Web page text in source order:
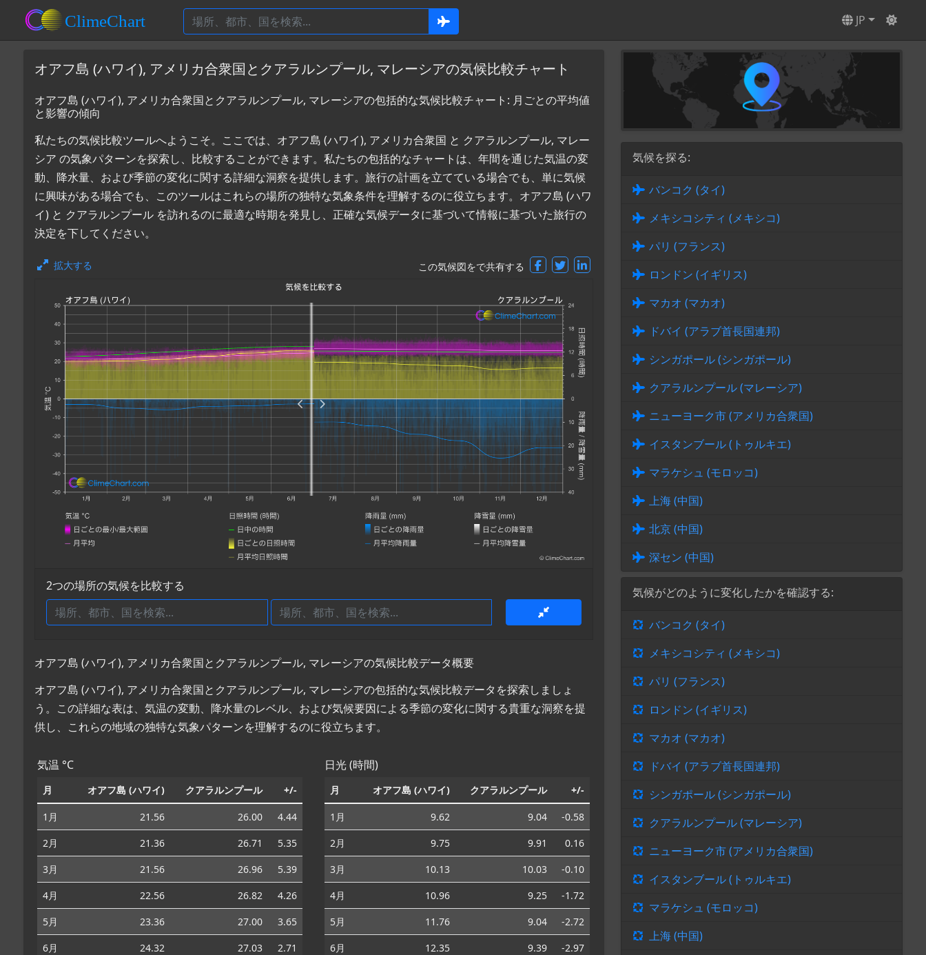
JP
オアフ島 (ハワイ), アメリカ合衆国とクアラルンプール, マレーシアの気候比較チャート
オアフ島 (ハワイ), アメリカ合衆国とクアラルンプール, マレーシアの包括的な気候比較チャート: 月ごとの平均値
と影響の傾向
私たちの気候比較ツールへようこそ。ここでは、オアフ島 (ハワイ), アメリカ合衆国 と クアラルンプール, マレー
シア の気象パターンを探索し、比較することができます。私たちの包括的なチャートは、年間を通じた気温の変
動、降水量、および季節の変化に関する詳細な洞察を提供します。旅行の計画を立てている場合でも、単に気候
に興味がある場合でも、このツールはこれらの場所の独特な気象条件を理解するのに役立ちます。オアフ島 (ハワ
イ) と クアラルンプール を訪れるのに最適な時期を発見し、正確な気候データに基づいて情報に基づいた旅行の
決定を下してください。
拡大する この気候図をで共有する
2つの場所の気候を比較する
オアフ島 (ハワイ), アメリカ合衆国とクアラルンプール, マレーシアの気候比較データ概要
オアフ島 (ハワイ), アメリカ合衆国とクアラルンプール, マレーシアの包括的な気候比較データを探索しましょ
う。この詳細な表は、気温の変動、降水量のレベル、および気候要因による季節の変化に関する貴重な洞察を提
供し、これらの地域の独特な気象パターンを理解するのに役立ちます。
気温 °C
月 オアフ島 (ハワイ) クアラルンプール +/-
1月 21.56 26.00
4.44
2月
21.36 26.71
5.35
3月
21.56 26.96
5.39
4月
22.56 26.82
4.26
5月
23.36 27.00
3.65
6月
24.32 27.03
2.71
日光 (時間)
月 オアフ島 (ハワイ) クアラルンプール +/-
1月 9.62 9.04
-0.58
2月
9.75 9.91
0.16
3月
10.13 10.03
-0.10
4月
10.96 9.25
-1.72
5月
11.76 9.04
-2.72
6月
12.35 9.39
-2.97
気候を探る:
バンコク (タイ)
メキシコシティ (メキシコ)
パリ (フランス)
ロンドン (イギリス)
マカオ (マカオ)
ドバイ (アラブ首長国連邦)
シンガポール (シンガポール)
クアラルンプール (マレーシア)
ニューヨーク市 (アメリカ合衆国)
イスタンブール (トゥルキエ)
マラケシュ (モロッコ)
上海 (中国)
北京 (中国)
深セン (中国)
気候がどのように変化したかを確認する:
バンコク (タイ)
メキシコシティ (メキシコ)
パリ (フランス)
ロンドン (イギリス)
マカオ (マカオ)
ドバイ (アラブ首長国連邦)
シンガポール (シンガポール)
クアラルンプール (マレーシア)
ニューヨーク市 (アメリカ合衆国)
イスタンブール (トゥルキエ)
マラケシュ (モロッコ)
上海 (中国)